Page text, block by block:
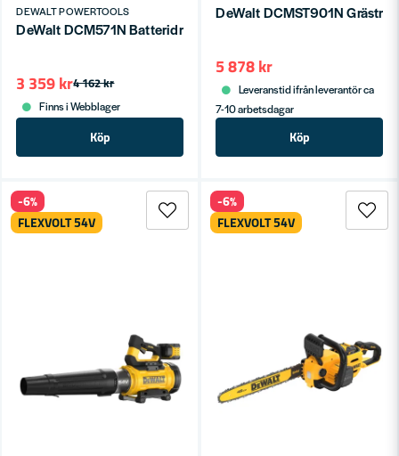
DEWALT POWERTOOLS
DeWalt DCM571N Batteridriven Röjsåg 54V FlexVolt (utan
4 162 kr
3 359 kr
Finns i Webblager
Köp
DeWalt DCMST901N
5 878 kr
Leveranstid ifrån leverantör ca
7-10 arbetsdagar
Köp
-6%
FLEXVOLT 54V
-6%
FLEXVOLT 54V